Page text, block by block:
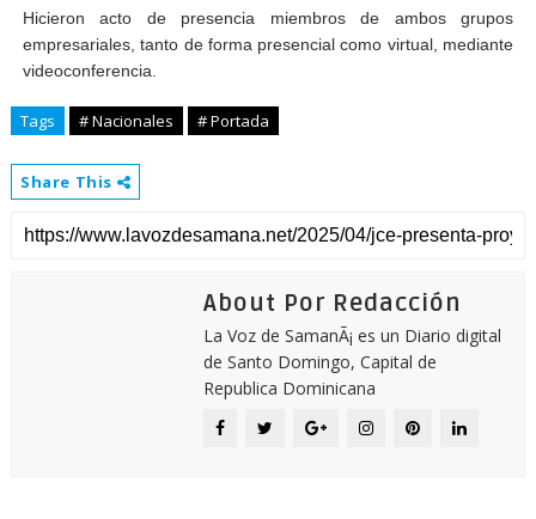
Hicieron acto de presencia miembros de ambos grupos
empresariales, tanto de forma presencial como virtual, mediante
videoconferencia.
Tags # Nacionales # Portada
Share This
About Por Redacción
La Voz de SamanÃ¡ es un Diario digital
de Santo Domingo, Capital de
Republica Dominicana